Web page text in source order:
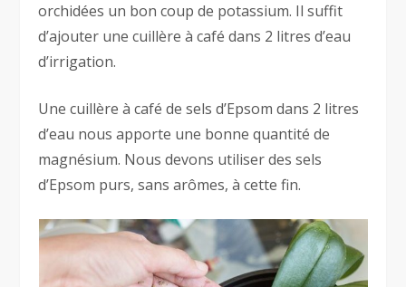
orchidées un bon coup de potassium. Il suffit
d’ajouter une cuillère à café dans 2 litres d’eau
d’irrigation.
Une cuillère à café de sels d’Epsom dans 2 litres
d’eau nous apporte une bonne quantité de
magnésium. Nous devons utiliser des sels
d’Epsom purs, sans arômes, à cette fin.